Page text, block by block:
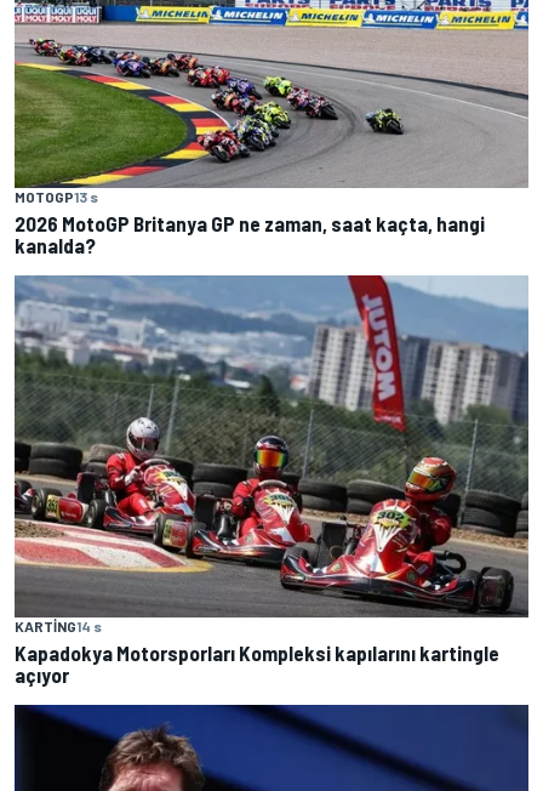
MOTOGP13 s
2026 MotoGP Britanya GP ne zaman, saat kaçta, hangi
kanalda?
KARTING14 s
Kapadokya Motorsporları Kompleksi kapılarını kartingle
açıyor